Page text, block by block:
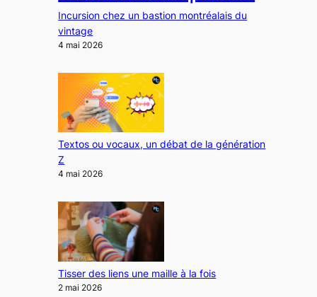
Incursion chez un bastion montréalais du
vintage
4 mai 2026
Textos ou vocaux, un débat de la génération
Z
4 mai 2026
Tisser des liens une maille à la fois
2 mai 2026